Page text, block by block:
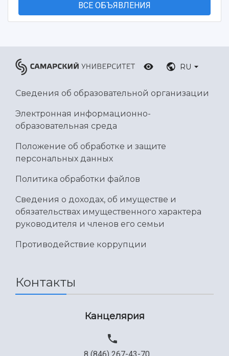
ВСЕ ОБЪЯВЛЕНИЯ
RU
Сведения об образовательной организации
Электронная информационно-
образовательная среда
Положение об обработке и защите
персональных данных
Политика обработки файлов
Сведения о доходах, об имуществе и
обязательствах имущественного характера
руководителя и членов его семьи
Противодействие коррупции
Контакты
Канцелярия